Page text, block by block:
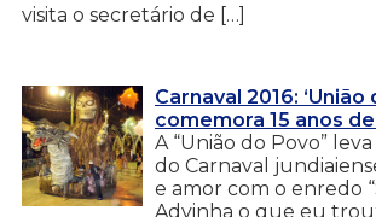
visita o secretário de […]
Carnaval 2016: ‘União
comemora 15 anos
A “União do Povo”
do Carnaval
e amor com o enredo
Advinha o que eu